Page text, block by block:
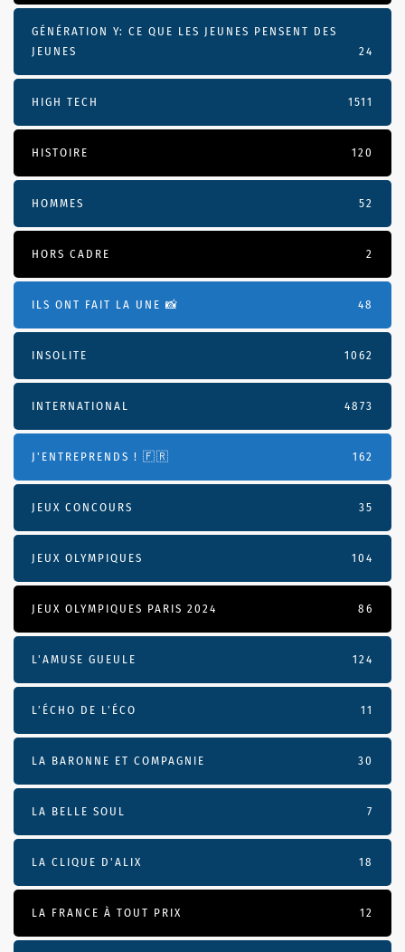
GÉNÉRATION Y: CE QUE LES JEUNES PENSENT DES
JEUNES
24
HIGH TECH 1511
HISTOIRE 120
HOMMES 52
HORS CADRE 2
ILS ONT FAIT LA UNE 📸 48
INSOLITE 1062
INTERNATIONAL 4873
J'ENTREPRENDS ! 🇫🇷 162
JEUX CONCOURS 35
JEUX OLYMPIQUES 104
JEUX OLYMPIQUES PARIS 2024 86
L'AMUSE GUEULE 124
L’ÉCHO DE L’ÉCO 11
LA BARONNE ET COMPAGNIE 30
LA BELLE SOUL 7
LA CLIQUE D'ALIX 18
LA FRANCE À TOUT PRIX 12